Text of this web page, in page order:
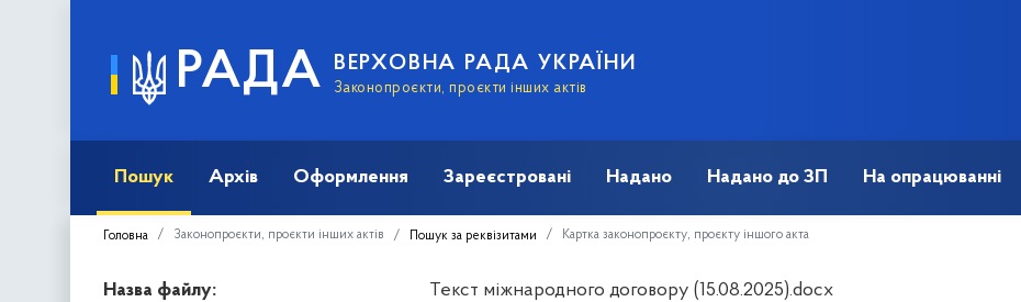
РАДА ВЕРХОВНА РАДА УКРАЇНИ
Законопроєкти, проєкти інших актів
Пошук Архів Оформлення Зареєстровані Надано Надано до ЗП На опрацюванні
Головна Законопроєкти, проєкти інших актів Пошук за реквізитами Картка законопроєкту, проєкту іншого акта
Назва файлу:
Текст міжнародного договору (15.08.2025).docx